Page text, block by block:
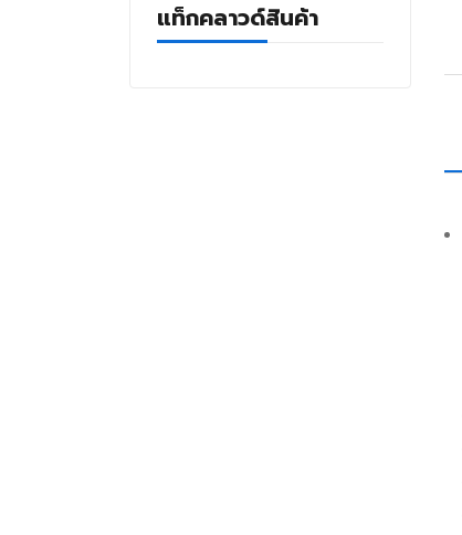
แท็กคลาวด์สินค้า